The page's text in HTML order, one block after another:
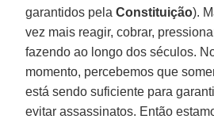
garantidos pelaConstituição).
vez mais reagir, cobrar,
fazendo ao longo dos séculos.
momento, percebemos que
está sendo suficiente para
evitar assassinatos. Então